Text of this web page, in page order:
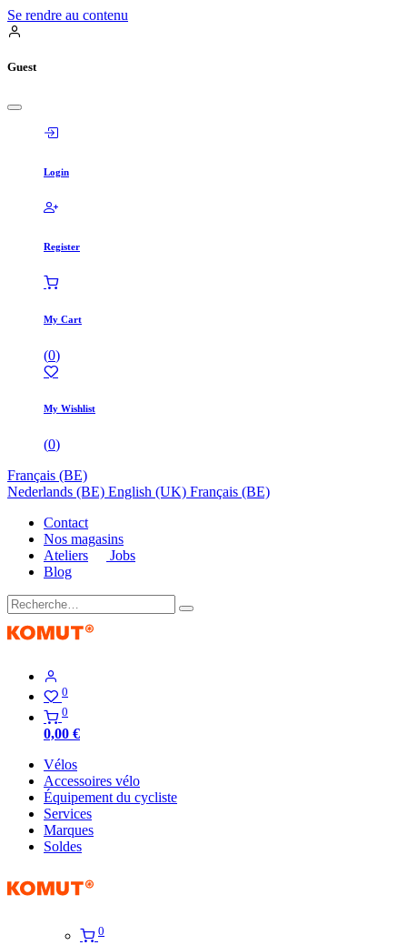
Se rendre au contenu
Guest
Login
Register
My Cart
(0)
My Wishlist
(0)
Français (BE)
Nederlands (BE) English (UK) Français (BE)
Contact
Nos magasins
Ateliers
Jobs
Blog
0
0
0,00 €
Vélos
Accessoires vélo
Équipement du cycliste
Services
Marques
Soldes
0